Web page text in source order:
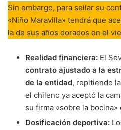
Sin embargo, para sellar su
«Niño Maravilla» tendrá que
la de sus años dorados en el
Realidad financiera: El
contrato ajustado a la
de la entidad, repitiendo
el chileno ya aceptó la
su firma «sobre la
Dosificación deportiva: